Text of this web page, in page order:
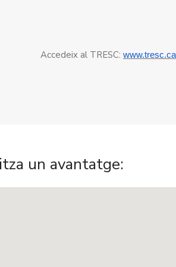
Accedeix al TRESC:
un avantatge: